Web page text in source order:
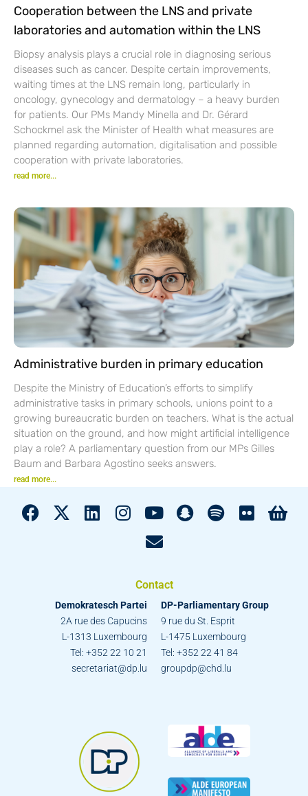
Cooperation between the LNS and private
laboratories and automation within the LNS
Biopsy analysis plays a crucial role in diagnosing serious
diseases such as cancer. Despite certain improvements,
waiting times at the LNS remain long, particularly in
oncology, gynecology and dermatology – a heavy burden
for patients. Our PMs Mandy Minella and Dr. Gérard
Schockmel ask the Minister of Health what measures are
planned regarding automation, digitalisation and possible
cooperation with private laboratories.
read more...
Administrative burden in primary education
Despite the Ministry of Education’s efforts to simplify
administrative tasks in primary schools, unions point to a
growing bureaucratic burden on teachers. What is the actual
situation on the ground, and how might artificial intelligence
play a role? A parliamentary question from our MPs Gilles
Baum and Barbara Agostino seeks answers.
read more...
Contact
Demokratesch Partei
2A rue des Capucins
L-1313 Luxembourg
Tel: +352 22 10 21
secretariat@dp.lu
DP-Parliamentary Group
9 rue du St. Esprit
L-1475 Luxembourg
Tel: +352 22 41 84
groupdp@chd.lu